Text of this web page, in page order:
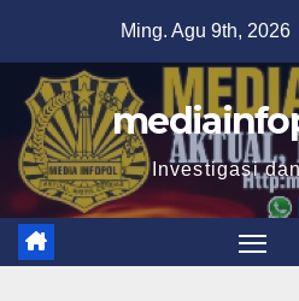
content
Ming. Agu 9th, 2026
Investigasi